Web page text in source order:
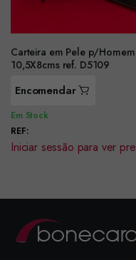
Carteira em Pele p/Homem
10,5X8cms ref. D5109
Encomendar
Em Stock
REF:
Iniciar sessão para ver